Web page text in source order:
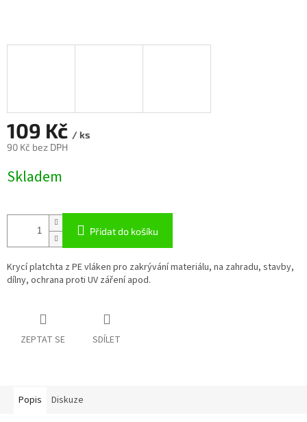
109 Kč / ks
90 Kč bez DPH
cena:
Skladem
Přidat do košíku
Krycí platchta z PE vláken pro zakrývání materiálu, na zahradu, stavby,
dílny, ochrana proti UV záření apod.
ZEPTAT SE SDÍLET
Popis Diskuze